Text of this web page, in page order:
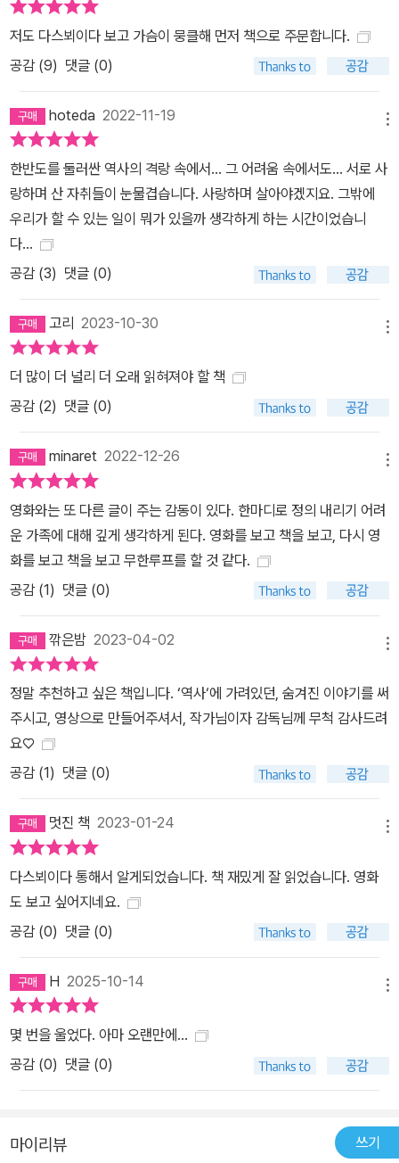
주하고, 잊지 않기 위해 자신이 할 수 있는 방식으로 애쓰고, 미래의
희망으로 이어가겠다는 그의 다짐은 그래서 더욱 소중하다. 개인적인
적인 이야기는 관객과 독자들에게 원형적 정서를 체험케 할 것이다.
저도 다스뵈이다 보고 가슴이 뭉클해 먼저 책으로 주문합니다.
공감 (9) 댓글 (0)
hoteda 2022-11-19
한반도를 둘러싼 역사의 격랑 속에서... 그 어려움 속에서도... 서로 사
랑하며 산 자취들이 눈물겹습니다. 사랑하며 살아야겠지요. 그밖에
우리가 할 수 있는 일이 뭐가 있을까 생각하게 하는 시간이었습니
다...
공감 (3) 댓글 (0)
고리 2023-10-30
더 많이 더 널리 더 오래 읽혀져야 할 책
공감 (2) 댓글 (0)
minaret 2022-12-26
영화와는 또 다른 글이 주는 감동이 있다. 한마디로 정의 내리기 어려
운 가족에 대해 깊게 생각하게 된다. 영화를 보고 책을 보고, 다시 영
화를 보고 책을 보고 무한루프를 할 것 같다.
공감 (1) 댓글 (0)
깎은밤 2023-04-02
정말 추천하고 싶은 책입니다. ‘역사‘에 가려있던, 숨겨진 이야기를 써
주시고, 영상으로 만들어주셔서, 작가님이자 감독님께 무척 감사드려
요♡
공감 (1) 댓글 (0)
멋진 책 2023-01-24
다스뵈이다 통해서 알게되었습니다. 책 재밌게 잘 읽었습니다. 영화
도 보고 싶어지네요.
공감 (0) 댓글 (0)
H 2025-10-14
몇 번을 울었다. 아마 오랜만에...
공감 (0) 댓글 (0)
마이리뷰 쓰기